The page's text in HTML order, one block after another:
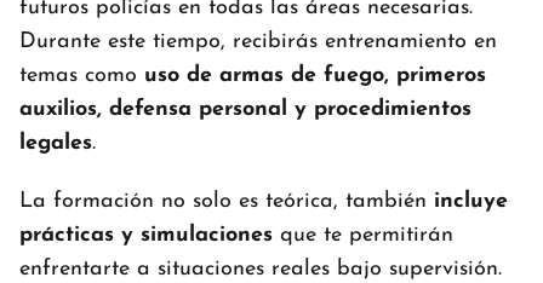
futuros policías en todas las áreas necesarias.
Durante este tiempo, recibirás entrenamiento en
temas como uso de armas de fuego, primeros
auxilios, defensa personal y procedimientos
legales.
La formación no solo es teórica, también incluye
prácticas y simulaciones que te permitirán
enfrentarte a situaciones reales bajo supervisión.